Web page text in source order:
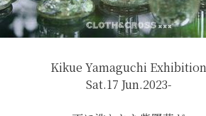
Kikue Yamaguchi Exhibition
Sat.17 Jun.2023-